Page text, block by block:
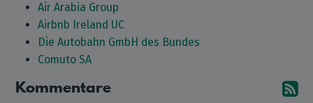
Air Arabia Group
Airbnb Ireland UC
Die Autobahn GmbH des Bundes
Comuto SA
Kommentare